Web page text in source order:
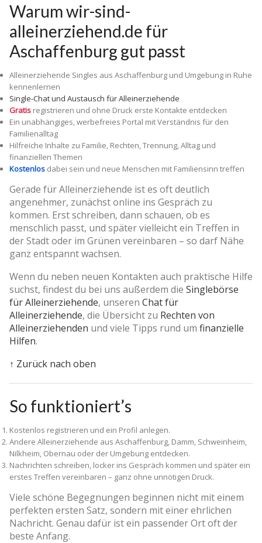
Warum wir-sind-
alleinerziehend.de für
Aschaffenburg gut passt
Alleinerziehende Singles aus Aschaffenburg und Umgebung in Ruhe
kennenlernen
Single-Chat und Austausch für Alleinerziehende
Gratis registrieren und ohne Druck erste Kontakte entdecken
Ein unabhängiges, werbefreies Portal mit Verständnis für den
Familienalltag
Hilfreiche Inhalte zu Familie, Rechten, Trennung, Alltag und
finanziellen Themen
Kostenlos dabei sein und neue Menschen mit Familiensinn treffen
Gerade für Alleinerziehende ist es oft deutlich
angenehmer, zunächst online ins Gespräch zu
kommen. Erst schreiben, dann schauen, ob es
menschlich passt, und später vielleicht ein Treffen in
der Stadt oder im Grünen vereinbaren – so darf Nähe
ganz entspannt wachsen.
Wenn du neben neuen Kontakten auch praktische Hilfe
suchst, findest du bei uns außerdem die Singlebörse
für Alleinerziehende, unseren Chat für
Alleinerziehende, die Übersicht zu Rechten von
Alleinerziehenden und viele Tipps rund um finanzielle
Hilfen.
↑ Zurück nach oben
So funktioniert’s
Kostenlos registrieren und ein Profil anlegen.
Andere Alleinerziehende aus Aschaffenburg, Damm, Schweinheim,
Nilkheim, Obernau oder der Umgebung entdecken.
Nachrichten schreiben, locker ins Gespräch kommen und später ein
erstes Treffen vereinbaren – ganz ohne unnötigen Druck.
Viele schöne Begegnungen beginnen nicht mit einem
perfekten ersten Satz, sondern mit einer ehrlichen
Nachricht. Genau dafür ist ein passender Ort oft der
beste Anfang.